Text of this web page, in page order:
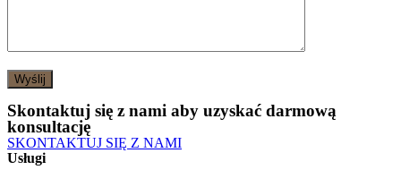
Skontaktuj się z nami aby uzyskać darmową
konsultację
SKONTAKTUJ SIĘ Z NAMI
Usługi